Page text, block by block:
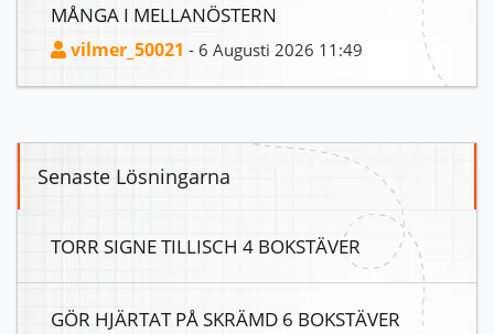
MÅNGA I MELLANÖSTERN
vilmer_50021 - 6 Augusti 2026 11:49
Senaste Lösningarna
TORR SIGNE TILLISCH 4 BOKSTÄVER
GÖR HJÄRTAT PÅ SKRÄMD 6 BOKSTÄVER